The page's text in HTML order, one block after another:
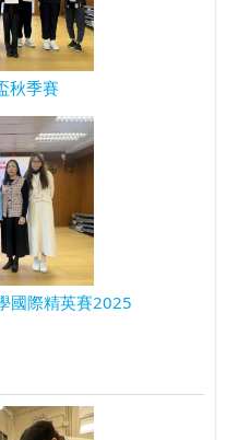
秋季賽
國際精英賽2025